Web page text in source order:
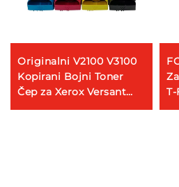
Originalni V2100 V3100
Kopirani Bojni Toner
Čep za Xerox Versant
2100 3100 Stampači
T-